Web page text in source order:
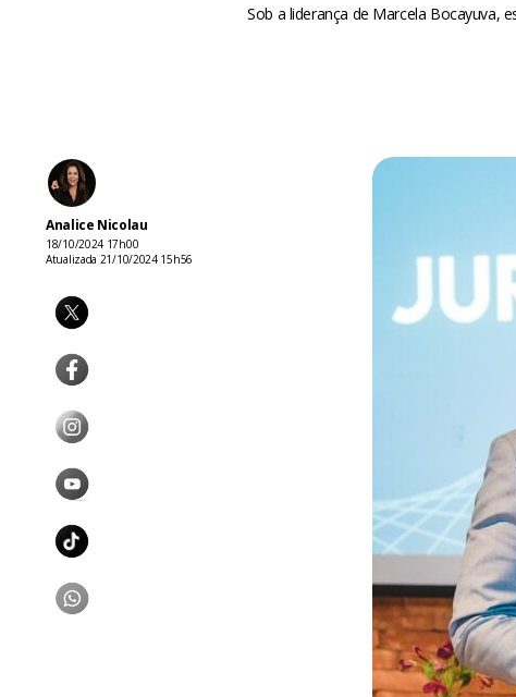
Sob a liderança de Marcela Bocayuva,
Analice Nicolau
18/10/2024 17h00
Atualizada 21/10/2024 15h56